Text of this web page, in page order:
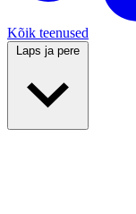
Kõik teenused
Laps ja pere